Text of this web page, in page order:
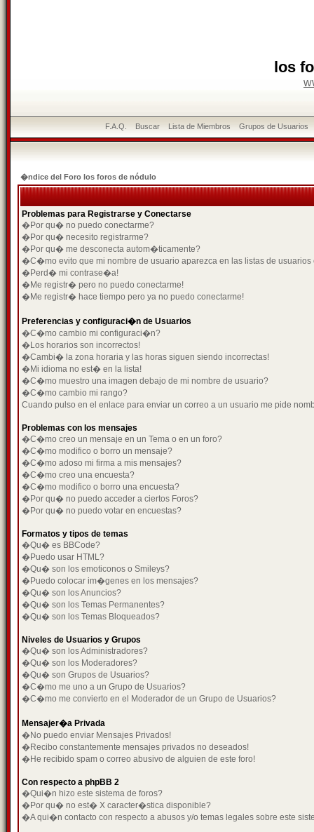
los
F.A.Q. Buscar Lista de Miembros Grupos de Usuarios
�ndice del Foro los foros de nódulo
Problemas para Registrarse y Conectarse
�Por qu� no puedo conectarme?
�Por qu� necesito registrarme?
�Por qu� me desconecta autom�ticamente?
�C�mo evito que mi nombre de usuario aparezca en las listas de usuarios
�Perd� mi contrase�a!
�Me registr� pero no puedo conectarme!
�Me registr� hace tiempo pero ya no puedo conectarme!
Preferencias y configuraci�n de Usuarios
�C�mo cambio mi configuraci�n?
�Los horarios son incorrectos!
�Cambi� la zona horaria y las horas siguen siendo incorrectas!
�Mi idioma no est� en la lista!
�C�mo muestro una imagen debajo de mi nombre de usuario?
�C�mo cambio mi rango?
Cuando pulso en el enlace para enviar un correo a un usuario me pide
Problemas con los mensajes
�C�mo creo un mensaje en un Tema o en un foro?
�C�mo modifico o borro un mensaje?
�C�mo adoso mi firma a mis mensajes?
�C�mo creo una encuesta?
�C�mo modifico o borro una encuesta?
�Por qu� no puedo acceder a ciertos Foros?
�Por qu� no puedo votar en encuestas?
Formatos y tipos de temas
�Qu� es BBCode?
�Puedo usar HTML?
�Qu� son los emoticonos o Smileys?
�Puedo colocar im�genes en los mensajes?
�Qu� son los Anuncios?
�Qu� son los Temas Permanentes?
�Qu� son los Temas Bloqueados?
Niveles de Usuarios y Grupos
�Qu� son los Administradores?
�Qu� son los Moderadores?
�Qu� son Grupos de Usuarios?
�C�mo me uno a un Grupo de Usuarios?
�C�mo me convierto en el Moderador de un Grupo de Usuarios?
Mensajer�a Privada
�No puedo enviar Mensajes Privados!
�Recibo constantemente mensajes privados no deseados!
�He recibido spam o correo abusivo de alguien de este foro!
Con respecto a phpBB 2
�Qui�n hizo este sistema de foros?
�Por qu� no est� X caracter�stica disponible?
�A qui�n contacto con respecto a abusos y/o temas legales sobre este